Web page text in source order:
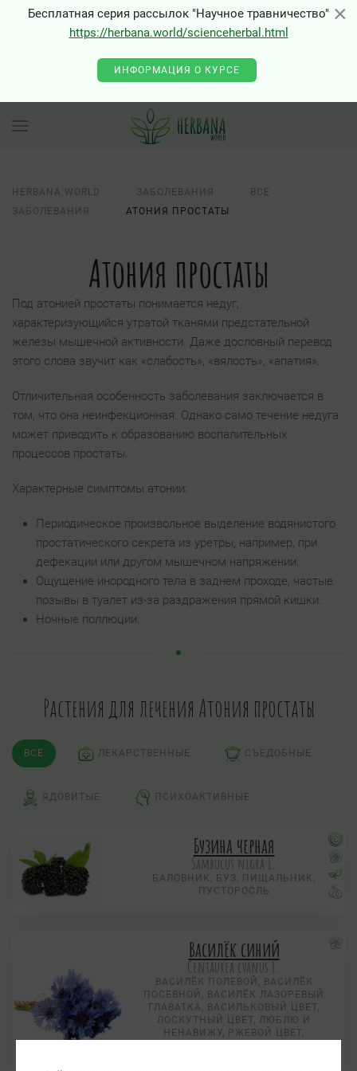
×
Бесплатная серия рассылок "Научное травничество"
https://herbana.world/scienceherbal.html
ИНФОРМАЦИЯ О КУРСЕ
HERBANA.WORLD ЗАБОЛЕВАНИЯ
ВСЕ
ЗАБОЛЕВАНИЯ
АТОНИЯ ПРОСТАТЫ
Атония простаты
Под атонией простаты понимается недуг,
характеризующийся утратой тканями предстательной
железы мышечной активности. Даже дословный перевод
этого слова звучит как «слабость», «вялость», «апатия».
Отличительная особенность заболевания заключается в
том, что она неинфекционная. Однако само течение недуга
может приводить к образованию воспалительных
процессов простаты.
Характерные симптомы атонии:
Периодическое произвольное выделение водянистого
простатического секрета из уретры, например, при
дефекации или другом мышечном напряжении.
Ощущение инородного тела в заднем проходе, частые
позывы в туалет из-за раздражения прямой кишки.
Ночные поллюции.
Растения для лечения Атония простаты
ВСЕ ЛЕКАРСТВЕННЫЕ СЪЕДОБНЫЕ
ЯДОВИТЫЕ ПСИХОАКТИВНЫЕ
Бузина черная
Sambucus nigra L.
БАЛОВНИК, БУЗ, ПИЩАЛЬНИК,
ПУСТОРОСЛЬ
Василёк синий
Centaurea суanus L.
ВАСИЛЁК ПОЛЕВОЙ, ВАСИЛЁК
ПОСЕВНОЙ, ВАСИЛЁК ЛАЗОРЕВЫЙ
ГЛАВАТКА, ВАСИЛЬКОВЫЙ ЦВЕТ,
ЛОСКУТНЫЙ ЦВЕТ, ЛЮБЛЮ И
НЕНАВИЖУ, РЖЕВОЙ ЦВЕТ,
×